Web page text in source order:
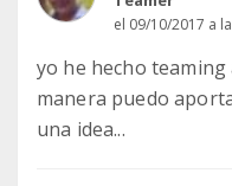
el 09/10/2017 a
yo he hecho teaming
manera puedo
una idea...